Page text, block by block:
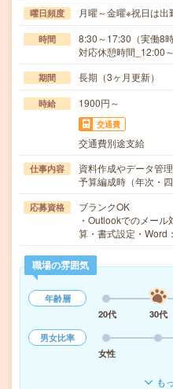
曜日頻度 月曜～金曜※祝日は出
時間
8:30～17:30（実働8
対応休憩時間_12:00
期間 長期（3ヶ月更新）
時給 1900円～
交通費
交通費別途支給
仕事内容
資料作成やデータ管
予算編成時（年次・
応募資格
ブランクOK
・Outlookでのメー
算・書式設定・Word
職場の雰囲気
年齢層
20代
30代
男女比率
女性
も